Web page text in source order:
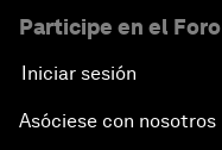
Participe en el Foro
Iniciar sesión
Asóciese con nosotros